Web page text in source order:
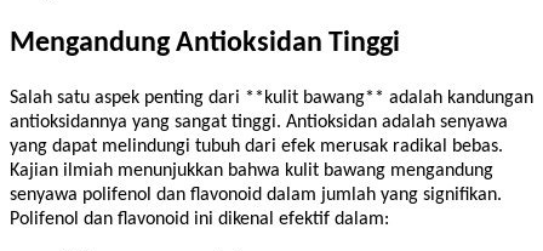
Mengandung Antioksidan Tinggi
Salah satu aspek penting dari **kulit bawang** adalah kandungan
antioksidannya yang sangat tinggi. Antioksidan adalah senyawa
yang dapat melindungi tubuh dari efek merusak radikal bebas.
Kajian ilmiah menunjukkan bahwa kulit bawang mengandung
senyawa polifenol dan flavonoid dalam jumlah yang signifikan.
Polifenol dan flavonoid ini dikenal efektif dalam: